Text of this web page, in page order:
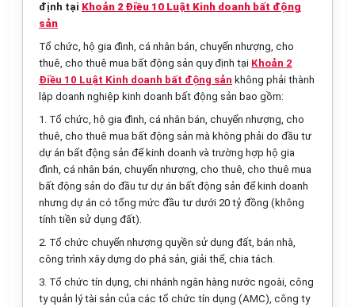
định tại Khoản 2 Điều 10 Luật Kinh doanh bất động
sản
Tổ chức, hộ gia đình, cá nhân bán, chuyển nhượng, cho
thuê, cho thuê mua bất động sản quy định tại Khoản 2
Điều 10 Luật Kinh doanh bất động sản không phải thành
lập doanh nghiệp kinh doanh bất động sản bao gồm:
1. Tổ chức, hộ gia đình, cá nhân bán, chuyển nhượng, cho
thuê, cho thuê mua bất động sản mà không phải do đầu tư
dự án bất động sản để kinh doanh và trường hợp hộ gia
đình, cá nhân bán, chuyển nhượng, cho thuê, cho thuê mua
bất động sản do đầu tư dự án bất động sản để kinh doanh
nhưng dự án có tổng mức đầu tư dưới 20 tỷ đồng (không
tính tiền sử dụng đất).
2. Tổ chức chuyển nhượng quyền sử dụng đất, bán nhà,
công trình xây dựng do phá sản, giải thể, chia tách.
3. Tổ chức tín dụng, chi nhánh ngân hàng nước ngoài, công
ty quản lý tài sản của các tổ chức tín dụng (AMC), công ty